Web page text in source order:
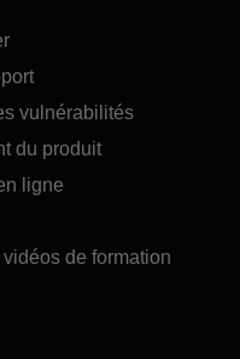
vulnérabilités
du produit
ligne
de formation